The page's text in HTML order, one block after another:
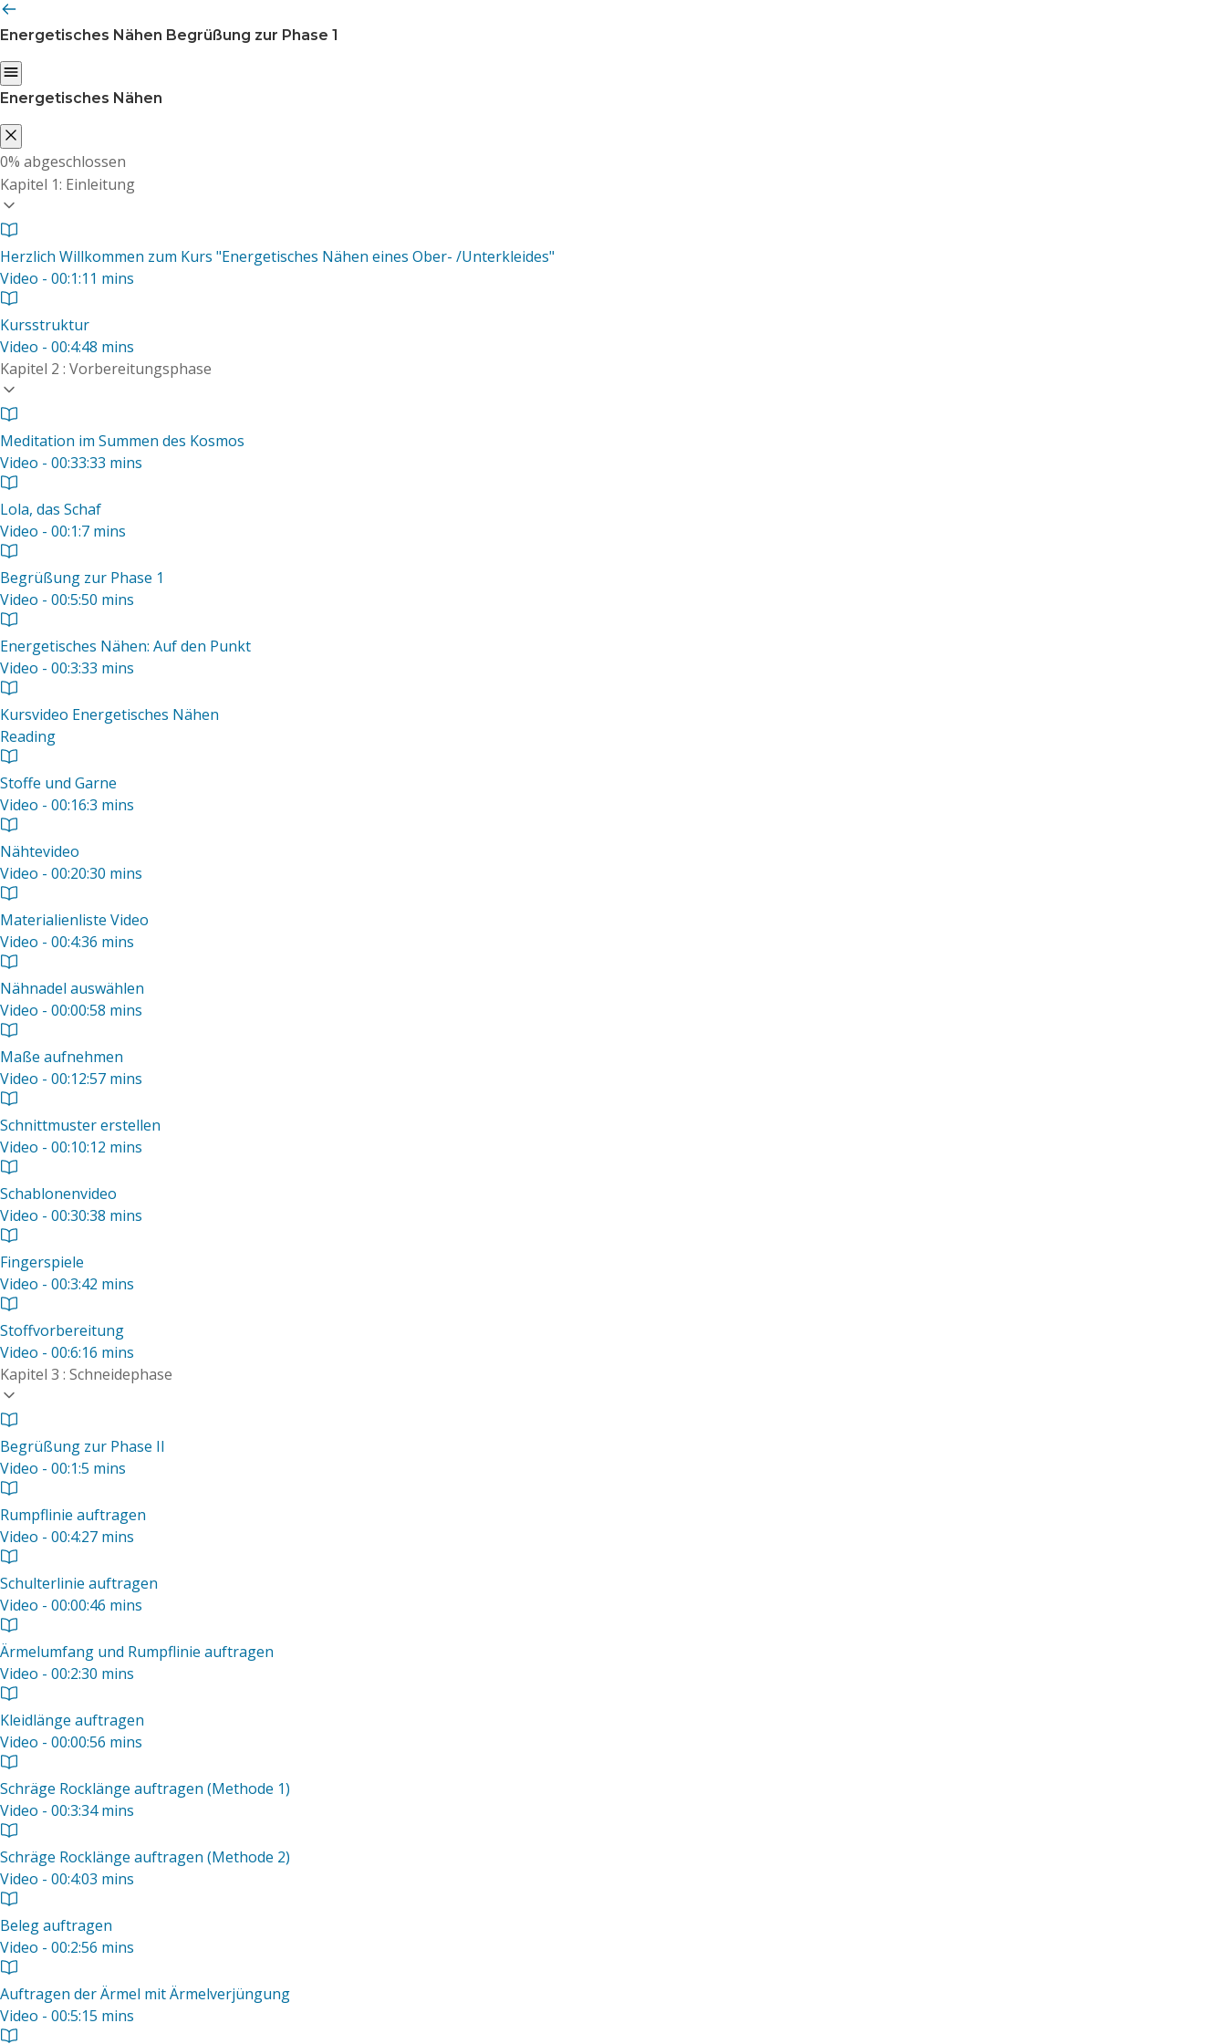
Energetisches Nähen Begrüßung zur Phase 1
Energetisches Nähen
0% abgeschlossen
Kapitel 1: Einleitung
Herzlich Willkommen zum Kurs "Energetisches Nähen eines Ober- /Unterkleides"
Video - 00:1:11 mins
Kursstruktur
Video - 00:4:48 mins
Kapitel 2 : Vorbereitungsphase
Meditation im Summen des Kosmos
Video - 00:33:33 mins
Lola, das Schaf
Video - 00:1:7 mins
Begrüßung zur Phase 1
Video - 00:5:50 mins
Energetisches Nähen: Auf den Punkt
Video - 00:3:33 mins
Kursvideo Energetisches Nähen
Reading
Stoffe und Garne
Video - 00:16:3 mins
Nähtevideo
Video - 00:20:30 mins
Materialienliste Video
Video - 00:4:36 mins
Nähnadel auswählen
Video - 00:00:58 mins
Maße aufnehmen
Video - 00:12:57 mins
Schnittmuster erstellen
Video - 00:10:12 mins
Schablonenvideo
Video - 00:30:38 mins
Fingerspiele
Video - 00:3:42 mins
Stoffvorbereitung
Video - 00:6:16 mins
Kapitel 3 : Schneidephase
Begrüßung zur Phase II
Video - 00:1:5 mins
Rumpflinie auftragen
Video - 00:4:27 mins
Schulterlinie auftragen
Video - 00:00:46 mins
Ärmelumfang und Rumpflinie auftragen
Video - 00:2:30 mins
Kleidlänge auftragen
Video - 00:00:56 mins
Schräge Rocklänge auftragen (Methode 1)
Video - 00:3:34 mins
Schräge Rocklänge auftragen (Methode 2)
Video - 00:4:03 mins
Beleg auftragen
Video - 00:2:56 mins
Auftragen der Ärmel mit Ärmelverjüngung
Video - 00:5:15 mins